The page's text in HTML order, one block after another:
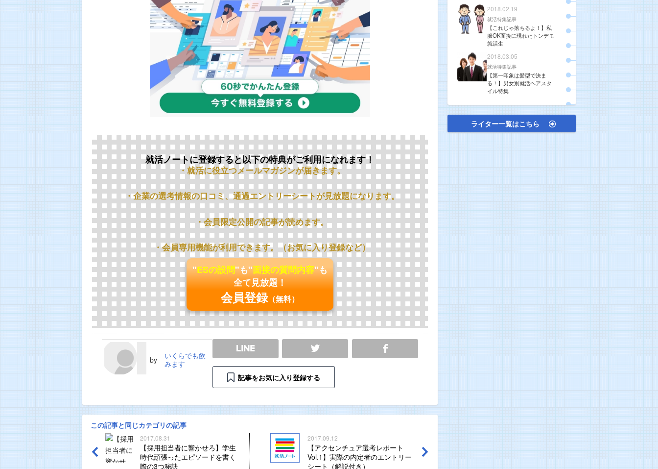
就活ノートに登録すると以下の特典がご利用になれます！
・就活に役立つメールマガジンが届きます。
・企業の選考情報の口コミ、通過エントリーシートが見放題になります。
・会員限定公開の記事が読めます。
・会員専用機能が利用できます。（お気に入り登録など）
"ESの設問"も"面接の質問内容"も
全て見放題！
会員登録（無料）
by
いくらでも飲
みます
LINE SHARE
記事をお気に入り登録する
この記事と同じカテゴリの記事
2017.08.31
【採用担当者に響かせろ】学生
時代頑張ったエピソードを書く
際の3つ秘訣
2017.09.12
【アクセンチュア選考レポート
Vol.1】実際の内定者のエントリー
シート（解説付き）
2018.02.19
就活特集記事
【これじゃ落ちるよ！】私
服OK面接に現れたトンデモ
就活生
2018.03.05
就活特集記事
【第一印象は髪型で決ま
る！】男女別就活ヘアスタ
イル特集
ライター一覧はこちら